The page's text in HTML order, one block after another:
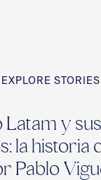
EXPLORE STORIES
y
la historia
Pablo